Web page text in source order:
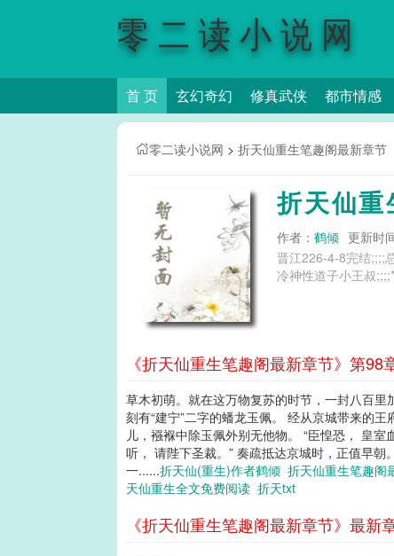
零二读小说网
首 页 玄幻奇幻 修真武侠 都市情感
零二读小说网 > 折天仙重生笔趣阁最新章节
折天仙
作者： 鹤倾 更新时
晋江226-4-8完结;;;;
冷神性道子小王叔
《折天仙重生笔趣阁最新章节》第98
草木初萌。就在这万物复苏的时节，一封八百
刻有“建宁”二字的蟠龙玉佩。 经从京城带来的
儿，襁褓中除玉佩外别无他物。 “臣惶恐， 皇
听， 请陛下圣裁。” 奏疏抵达京城时，正值早
一......折天仙(重生)作者鹤倾 折天仙重生笔趣阁
天仙重生全文免费阅读 折天txt
《折天仙重生笔趣阁最新章节》最新